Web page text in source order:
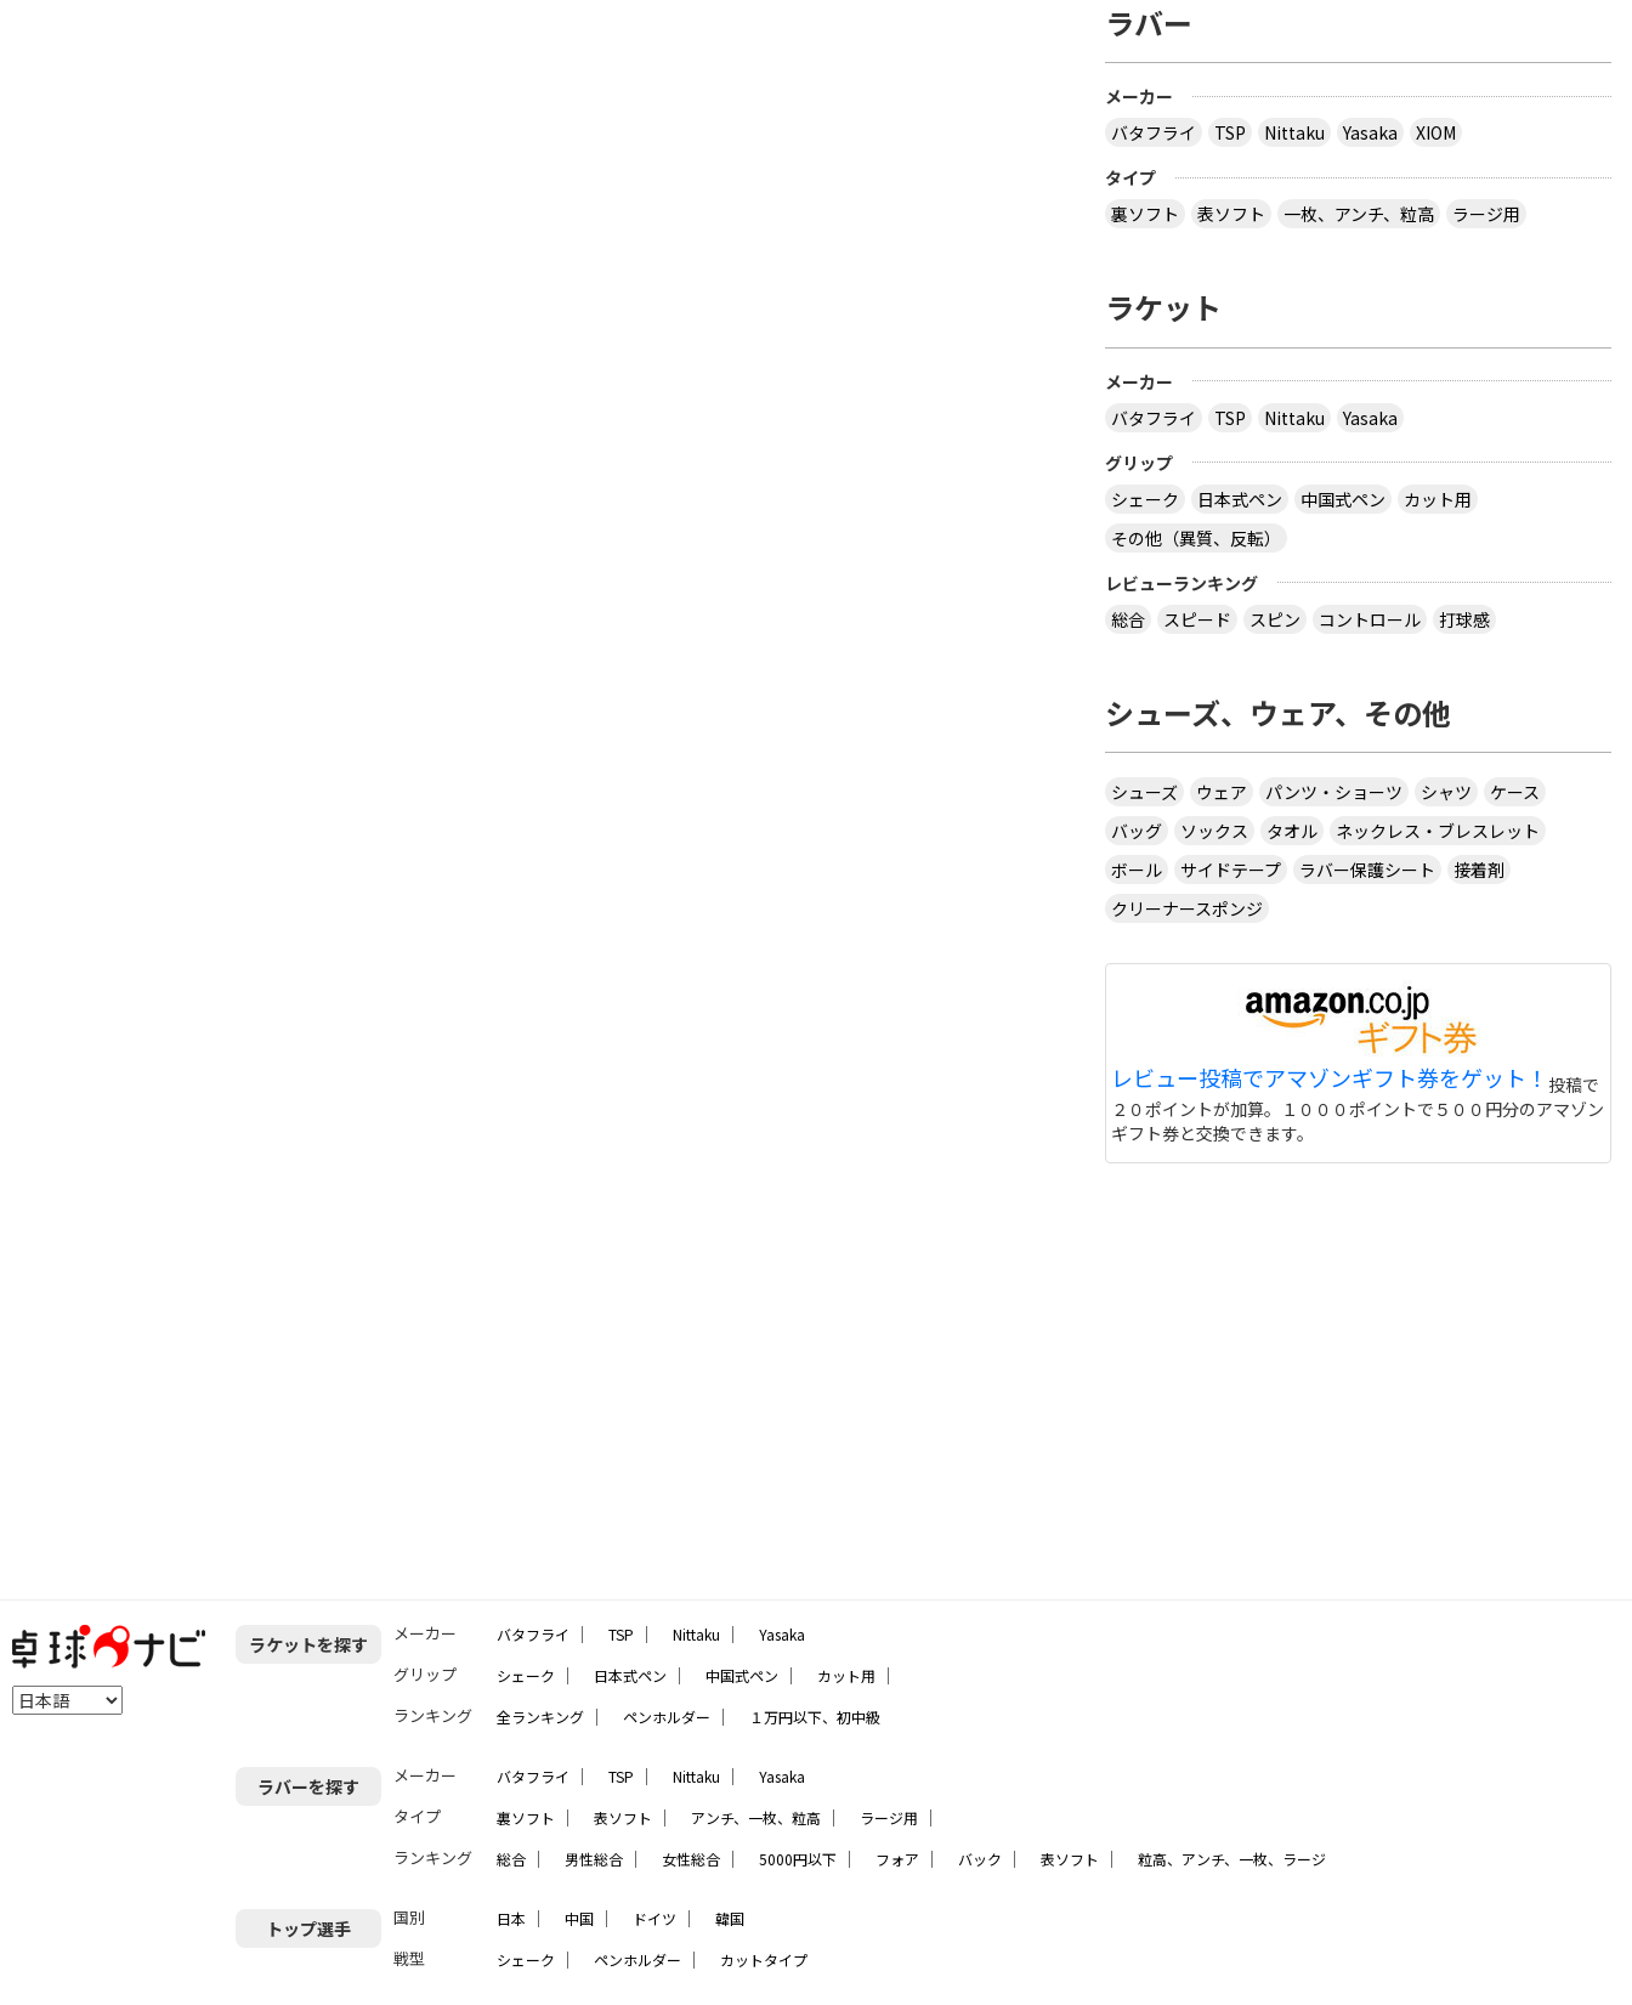
ラバー
メーカー
バタフライ
TSP Nittaku Yasaka
XIOM
タイプ
裏ソフト
表ソフト 一枚、アンチ、粒高 ラージ用
ラケット
メーカー
バタフライ
TSP Nittaku
Yasaka
グリップ
シェーク
日本式ペン 中国式ペン
カット用
その他（異質、反転）
レビューランキング
総合
スピード スピン コントロール 打球感
シューズ、ウェア、その他
シューズ ウェア パンツ・ショーツ シャツ
ケース
バッグ
ソックス タオル
ネックレス・ブレスレット
ボール
サイドテープ ラバー保護シート
接着剤
クリーナースポンジ
レビュー投稿でアマゾンギフト券をゲット！ 投稿で
２０ポイントが加算。１０００ポイントで５００円分のアマゾン
ギフト券と交換できます。
ラケットを探す メーカー バタフライ ｜ TSP ｜ Nittaku ｜ Yasaka
グリップ シェーク ｜ 日本式ペン ｜ 中国式ペン ｜ カット用 ｜
ランキング 全ランキング ｜ ペンホルダー ｜ １万円以下、初中級
ラバーを探す メーカー バタフライ ｜ TSP ｜ Nittaku ｜ Yasaka
タイプ 裏ソフト ｜ 表ソフト ｜ アンチ、一枚、粒高 ｜ ラージ用 ｜
ランキング 総合 ｜ 男性総合 ｜ 女性総合 ｜ 5000円以下 ｜ フォア ｜ バック ｜ 表ソフト ｜ 粒高、アンチ、一枚、ラージ
トップ選手 国別 日本 ｜ 中国 ｜ ドイツ ｜ 韓国
戦型 シェーク ｜ ペンホルダー ｜ カットタイプ